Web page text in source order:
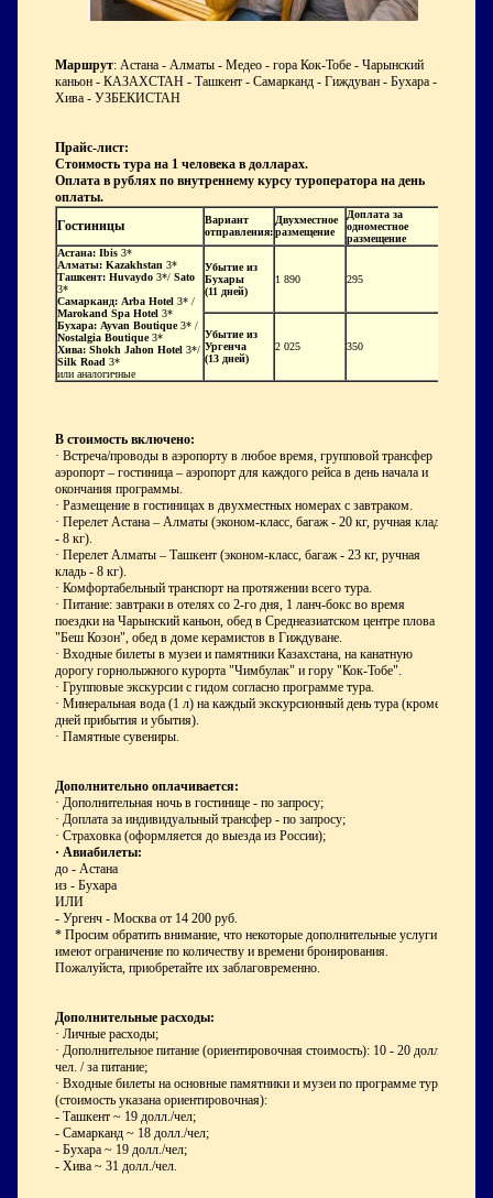
Маршрут: Астана - Алматы - Медео - гора Кок-Тобе - Чарынский
каньон - КАЗАХСТАН - Ташкент - Самарканд - Гиждуван - Бухара -
Хива - УЗБЕКИСТАН
Прайс-лист:
Стоимость тура на 1 человека в долларах.
Оплата в рублях по внутреннему курсу туроператора на день
оплаты.
Гостиницы
Вариант
отправления:
Двухместное
размещение
Доплата за
одноместное
размещение
Астана: Ibis 3*
Алматы: Kazakhstan 3*
Ташкент: Huvaydo 3*/ Sato
3*
Самарканд: Arba Hotel 3* /
Marokand Spa Hotel 3*
Бухара: Ayvan Boutique3* /
Nostalgia Boutique3*
Хива: Shokh Jahon Hotel 3*/
Silk Road 3*
или аналогичные
Убытие из
Бухары
(11 дней)
1 890 295
Убытие из
Ургенча
(13 дней)
2 025 350
В стоимость включено:
· Встреча/проводы в аэропорту в любое время, групповой трансфер
аэропорт – гостиница – аэропорт для каждого рейса в день начала и
окончания программы.
· Размещение в гостиницах в двухместных номерах с завтраком.
· Перелет Астана – Алматы (эконом-класс, багаж - 20 кг, ручная кладь
- 8 кг).
· Перелет Алматы – Ташкент (эконом-класс, багаж - 23 кг, ручная
кладь - 8 кг).
· Комфортабельный транспорт на протяжении всего тура.
· Питание: завтраки в отелях со 2-го дня, 1 ланч-бокс во время
поездки на Чарынский каньон, обед в Среднеазиатском центре плова
"Беш Козон", обед в доме керамистов в Гиждуване.
· Входные билеты в музеи и памятники Казахстана, на канатную
дорогу горнолыжного курорта "Чимбулак" и гору "Кок-Тобе".
· Групповые экскурсии с гидом согласно программе тура.
· Минеральная вода (1 л) на каждый экскурсионный день тура (кроме
дней прибытия и убытия).
· Памятные сувениры.
Дополнительно оплачивается:
· Дополнительная ночь в гостинице - по запросу;
· Доплата за индивидуальный трансфер - по запросу;
· Страховка (оформляется до выезда из России);
· Авиабилеты:
до - Астана
из - Бухара
ИЛИ
- Ургенч - Москва от 14 200 руб.
* Просим обратить внимание, что некоторые дополнительные услуги
имеют ограничение по количеству и времени бронирования.
Пожалуйста, приобретайте их заблаговременно.
Дополнительные расходы:
· Личные расходы;
· Дополнительное питание (ориентировочная стоимость): 10 - 20 долл./
чел. / за питание;
· Входные билеты на основные памятники и музеи по программе тура
(стоимость указана ориентировочная):
- Ташкент ~ 19 долл./чел;
- Самарканд ~ 18 долл./чел;
- Бухара ~ 19 долл./чел;
- Хива ~ 31 долл./чел.